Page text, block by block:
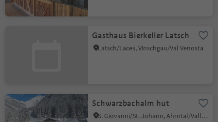
Gasthaus Bierkeller Latsch
Latsch/Laces, Vinschgau/Val Venosta
Schwarzbachalm hut
S. Giovanni/St. Johann, Ahrntal/Valle Aurina, Ahrntal/Valle Aurina